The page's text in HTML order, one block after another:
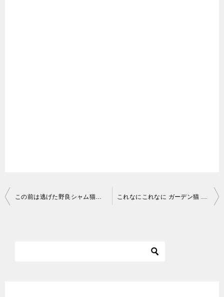
投
この前は逃げた野良シャム猫が今度は逃げずにお供してくれた これなにこれなに ガーデン猫 #Shorts​ Kore nani kore nani